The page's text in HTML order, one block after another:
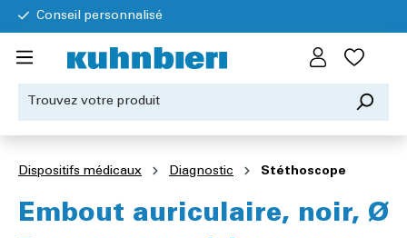
Conseil personnalisé
Dispositifs médicaux Diagnostic Stéthoscope
Embout auriculaire, noir, Ø